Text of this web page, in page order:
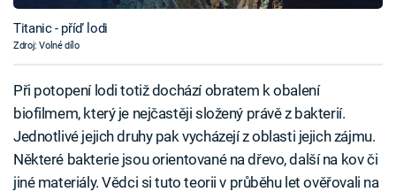
Titanic - příď lodi
Zdroj: Volné dílo
Při potopení lodi totiž dochází obratem k obalení
biofilmem, který je nejčastěji složený právě z bakterií.
Jednotlivé jejich druhy pak vycházejí z oblasti jejich zájmu.
Některé bakterie jsou orientované na dřevo, další na kov či
jiné materiály. Vědci si tuto teorii v průběhu let ověřovali na